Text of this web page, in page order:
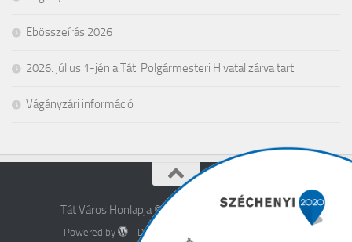
Ebösszeírás 2026
2026. július 1-jén a Táti Polgármesteri Hivatal zárva tart
Vágányzári információ
Tát Város Honlapja © 2026. All Rights Reserved.
Powered by - Designed with the